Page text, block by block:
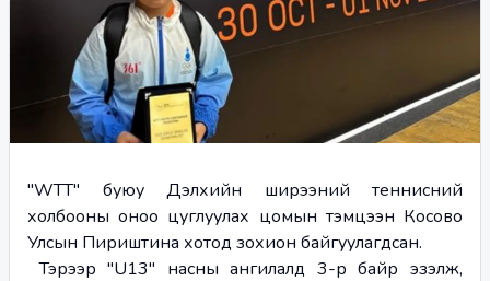
"WTT" буюу Дэлхийн ширээний теннисний
холбооны оноо цуглуулах цомын тэмцээн Косово
Улсын Пириштина хотод зохион байгуулагдсан.
Тэрээр "U13" насны ангилалд 3-р байр эзэлж,